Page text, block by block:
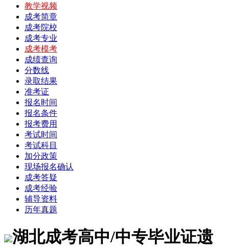
教学视频
成考简章
成考院校
成考专业
成考模考
成绩查询
分数线
录取结果
准考证
报名时间
报名条件
报考费用
考试时间
考试科目
加分政策
现场报名确认
成考答疑
成考经验
辅导资料
历年真题
湖北成考高中/中专毕业证遗